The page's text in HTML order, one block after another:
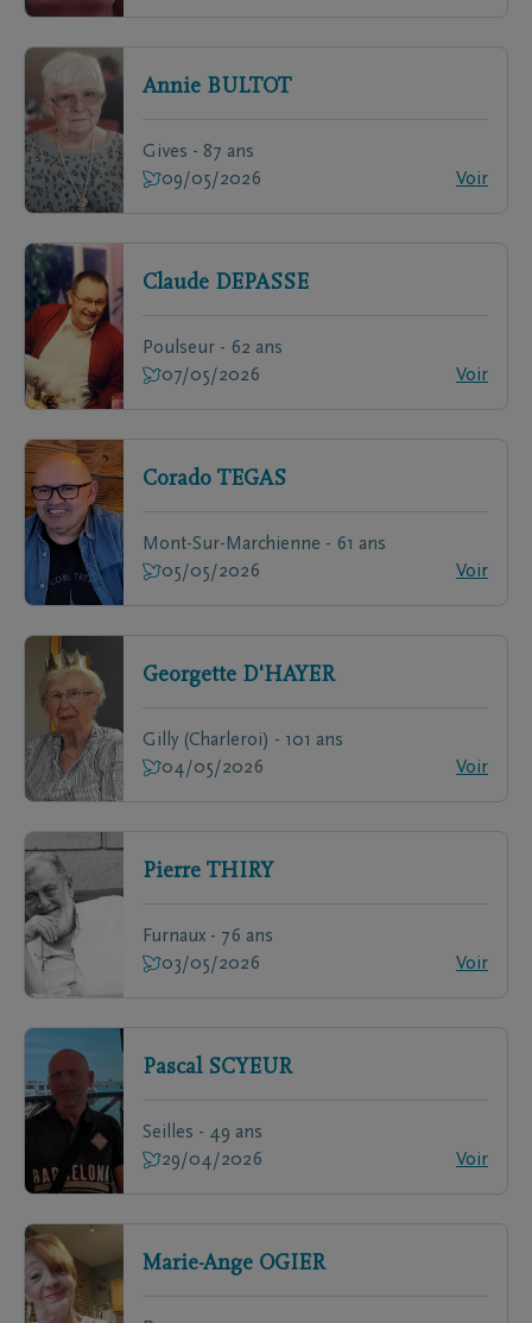
Annie BULTOT
Gives - 87 ans
09/05/2026
Voir
Claude DEPASSE
Poulseur - 62 ans
07/05/2026
Voir
Corado TEGAS
Mont-Sur-Marchienne - 61 ans
05/05/2026
Voir
Georgette D'HAYER
Gilly (Charleroi) - 101 ans
04/05/2026
Voir
Pierre THIRY
Furnaux - 76 ans
03/05/2026
Voir
Pascal SCYEUR
Seilles - 49 ans
29/04/2026
Voir
Marie-Ange OGIER